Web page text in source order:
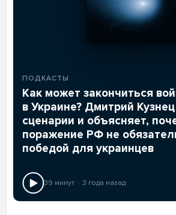
ПОДКАСТЫ
Как может закончиться
в Украине? Дмитрий
сценарии и объясняет,
поражение РФ не
победой для украинцев
39 минут 3 года назад